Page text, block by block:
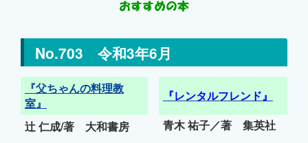
No.703 令和3年6月
『父ちゃんの料理教
室』
『レンタルフレンド』
辻 仁成/著 大和書房
青木 祐子／著 集英社